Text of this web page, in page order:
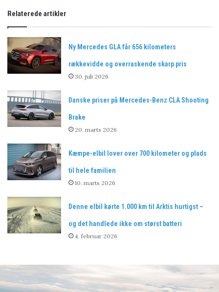
Relaterede artikler
Ny Mercedes GLA får 656 kilometers
rækkevidde og overraskende skarp pris
30. juli 2026
Danske priser på Mercedes-Benz CLA Shooting
Brake
20. marts 2026
Kæmpe-elbil lover over 700 kilometer og plads
til hele familien
10. marts 2026
Denne elbil kørte 1.000 km til Arktis hurtigst –
og det handlede ikke om størst batteri
4. februar 2026